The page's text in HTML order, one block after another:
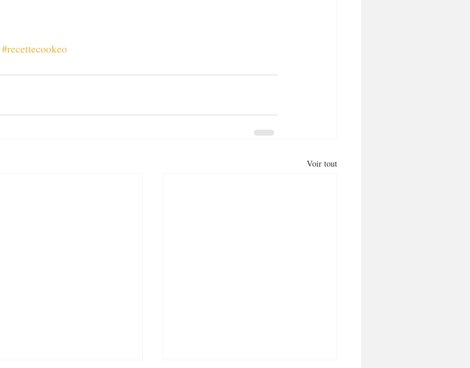
#recettecookeo
Voir tout